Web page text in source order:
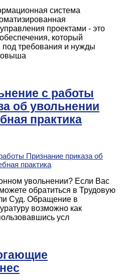
система
проектами - это
который
под требования и нужды
с работы
об увольнении
практика
увольнении? Если Вас
обратиться в Трудовую
Суд. Обращение в
возможно как
усл